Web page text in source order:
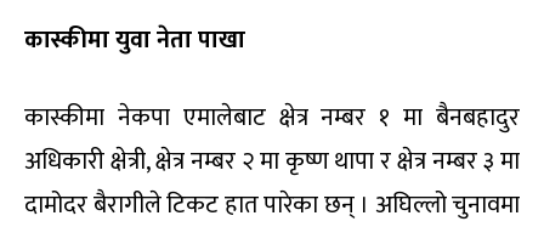
कास्कीमा युवा नेता पाखा
कास्कीमा नेकपा एमालेबाट क्षेत्र नम्बर १ मा बैनबहादुर
अधिकारी क्षेत्री, क्षेत्र नम्बर २ मा कृष्ण थापा र क्षेत्र नम्बर ३ मा
दामोदर बैरागीले टिकट हात पारेका छन् । अघिल्लो चुनावमा